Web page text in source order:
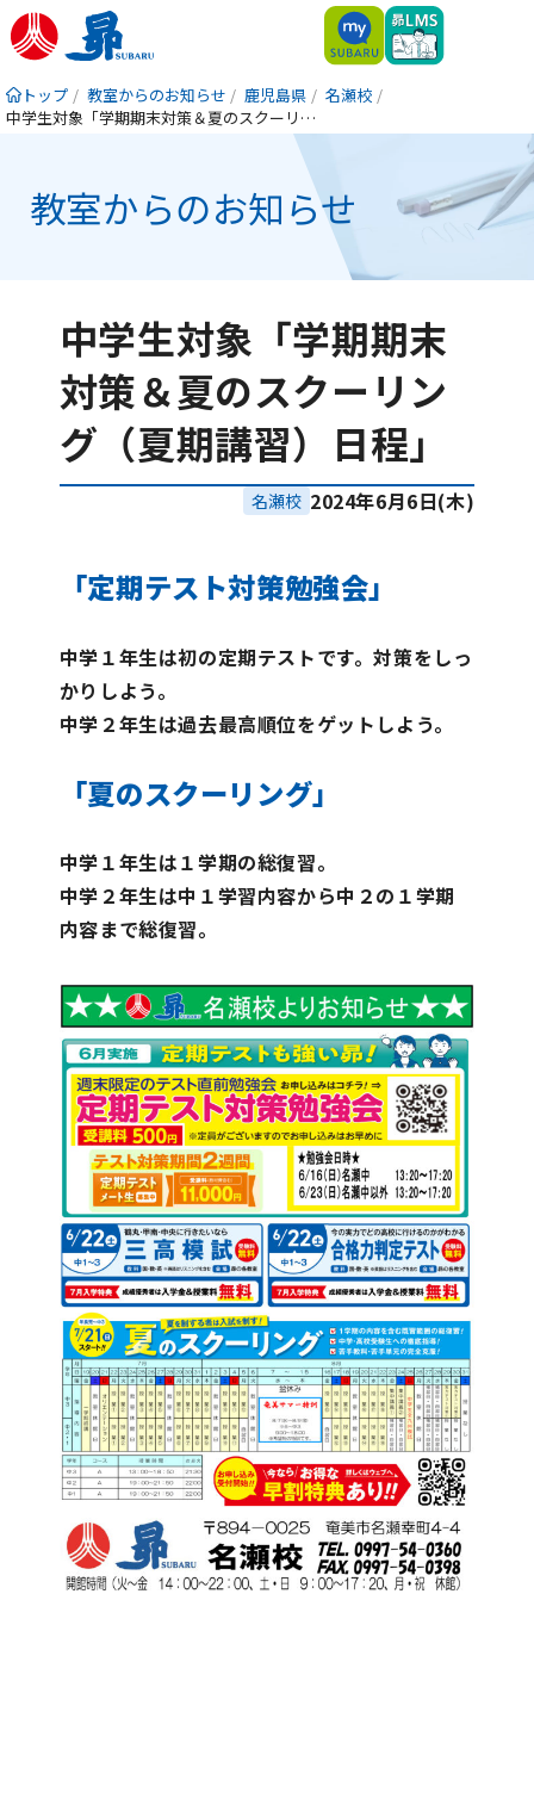
トップ 教室からのお知らせ 鹿児島県
名瀬校
中学生対象「学期期末対策＆夏のスクーリング（夏期講習）日程」
教室からのお知らせ
中学生対象「学期期末
対策＆夏のスクーリン
グ（夏期講習）日程」
名瀬校 2024年6月6日(木)
「定期テスト対策勉強会」
中学１年生は初の定期テストです。対策をしっ
かりしよう。
中学２年生は過去最高順位をゲットしよう。
「夏のスクーリング」
中学１年生は１学期の総復習。
中学２年生は中１学習内容から中２の１学期
内容まで総復習。